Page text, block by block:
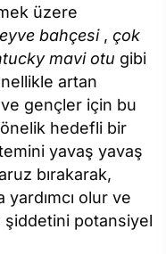
üzere
bahçesi, çok
mavi otu gibi
artan
gençler için bu
hedefli bir
yavaş yavaş
bırakarak,
olur ve
şiddetini potansiyel